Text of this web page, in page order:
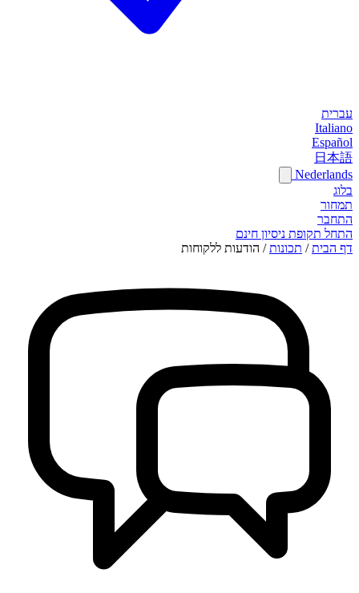
עברית
Italiano
Español
日本語
Nederlands
בלוג
תמחור
התחבר
התחל תקופת ניסיון חינם
דף הבית / תכונות / הודעות ללקוחות